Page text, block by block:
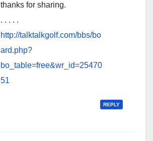
thanks for sharing.
. . . . .
http://talktalkgolf.com/bbs/bo
ard.php?
bo_table=free&wr_id=25470
51
REPLY